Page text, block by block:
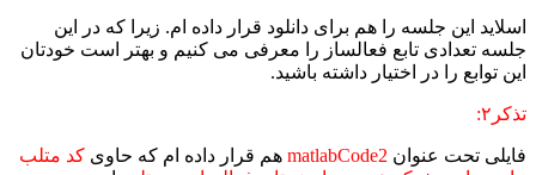
اسلاید این جلسه را هم برای دانلود قرار داده ام. زیرا که در این
جلسه تعدادی تابع فعالساز را معرفی می کنیم و بهتر است خودتان
این توابع را در اختیار داشته باشید.
تذکر۲:
فایلی تحت عنوان matlabCode2 هم قرار داده ام که حاوی کد متلب